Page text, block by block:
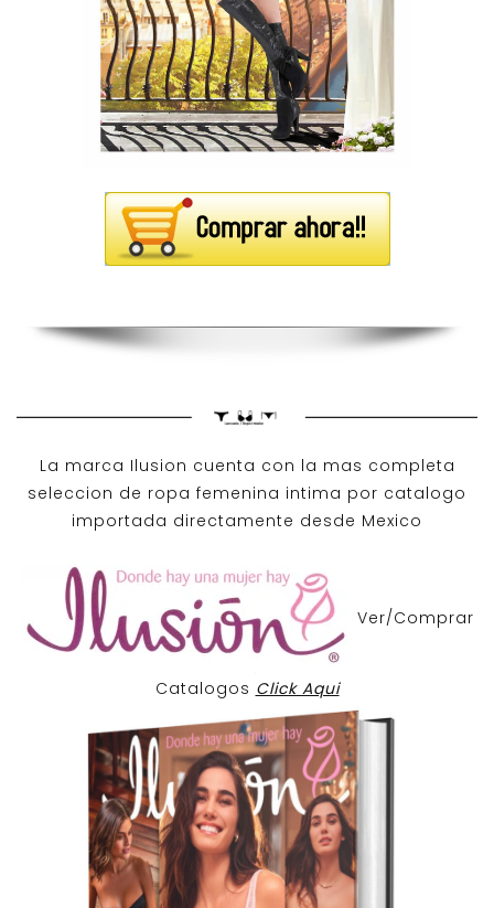
La marca Ilusion cuenta con la mas completa
seleccion de ropa femenina intima por catalogo
importada directamente desde Mexico
Ver/Comprar
Catalogos Click Aqui